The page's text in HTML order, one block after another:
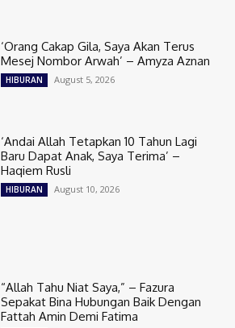
‘Orang Cakap Gila, Saya Akan Terus
Mesej Nombor Arwah’ – Amyza Aznan
HIBURAN August 5, 2026
‘Andai Allah Tetapkan 10 Tahun Lagi
Baru Dapat Anak, Saya Terima’ –
Haqiem Rusli
HIBURAN August 10, 2026
“Allah Tahu Niat Saya,” – Fazura
Sepakat Bina Hubungan Baik Dengan
Fattah Amin Demi Fatima